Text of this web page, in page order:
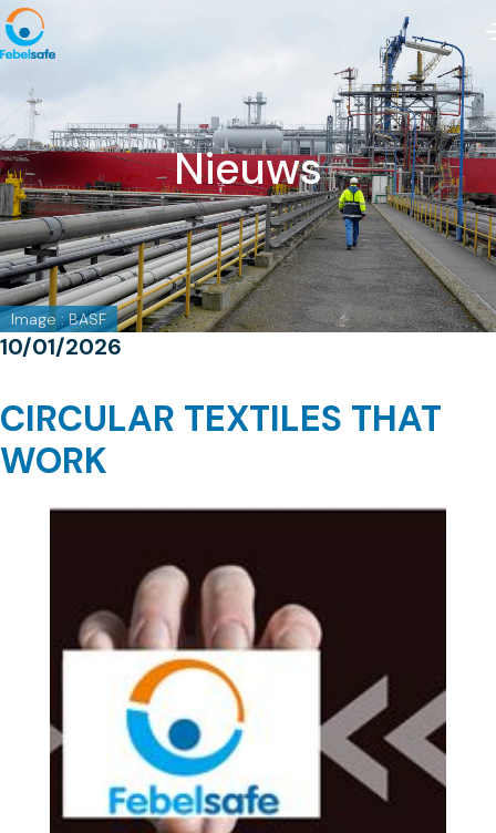
Nieuws
Image : BASF
10/01/2026
CIRCULAR TEXTILES THAT
WORK